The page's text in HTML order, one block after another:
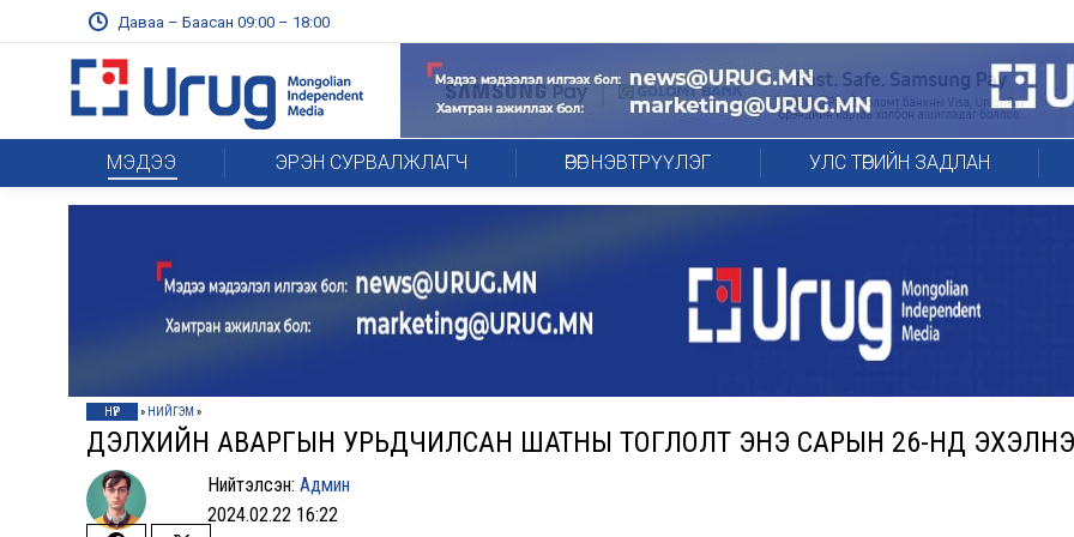
Даваа – Баасан 09:00 – 18:00
МЭДЭЭ ЭРЭН СУРВАЛЖЛАГЧ ӨРӨГ НЭВТРҮҮЛЭГ УЛС ТӨРИЙН ЗАДЛАН
НҮҮР » НИЙГЭМ »
ДЭЛХИЙН АВАРГЫН УРЬДЧИЛСАН ШАТНЫ ТОГЛОЛТ ЭНЭ САРЫН 26-НД ЭХЭЛНЭ
Нийтэлсэн:Админ
2024.02.22 16:22